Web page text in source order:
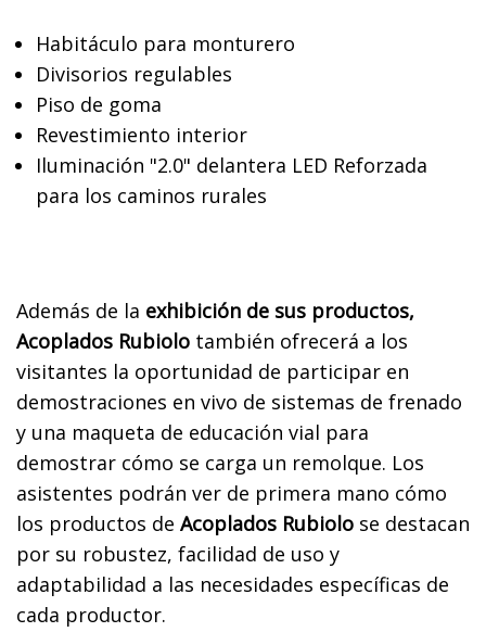
Habitáculo para monturero
Divisorios regulables
Piso de goma
Revestimiento interior
Iluminación "2.0" delantera LED Reforzada
para los caminos rurales
Además de la exhibición de sus productos,
Acoplados Rubiolo también ofrecerá a los
visitantes la oportunidad de participar en
demostraciones en vivo de sistemas de frenado
y una maqueta de educación vial para
demostrar cómo se carga un remolque. Los
asistentes podrán ver de primera mano cómo
los productos de Acoplados Rubiolo se destacan
por su robustez, facilidad de uso y
adaptabilidad a las necesidades específicas de
cada productor.